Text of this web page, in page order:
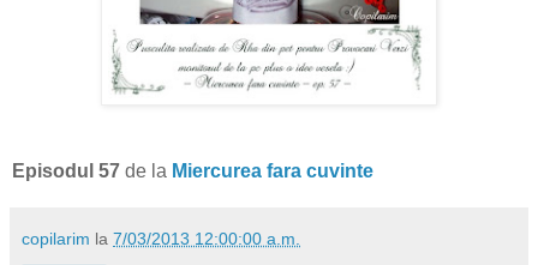
Episodul 57 de la Miercurea fara cuvinte
copilarim la 7/03/2013 12:00:00 a.m.